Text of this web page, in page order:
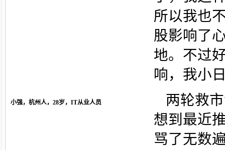
小强，杭州人，28岁，IT从业人员
所以我也
股影响了
地。不过
响，我小
两轮救
想到最近
骂了无数